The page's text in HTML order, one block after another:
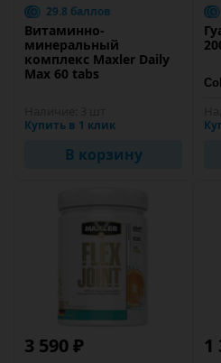
29.8 баллов
Витаминно-
минеральный
комплекс Maxler Daily
Max 60 tabs
Купить в 1 клик
В корзину
3 590 ₽ 1